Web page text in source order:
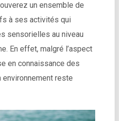
un ensemble de
à ses activités qui
sensorielles au niveau
En effet, malgré l’aspect
en connaissance des
reste